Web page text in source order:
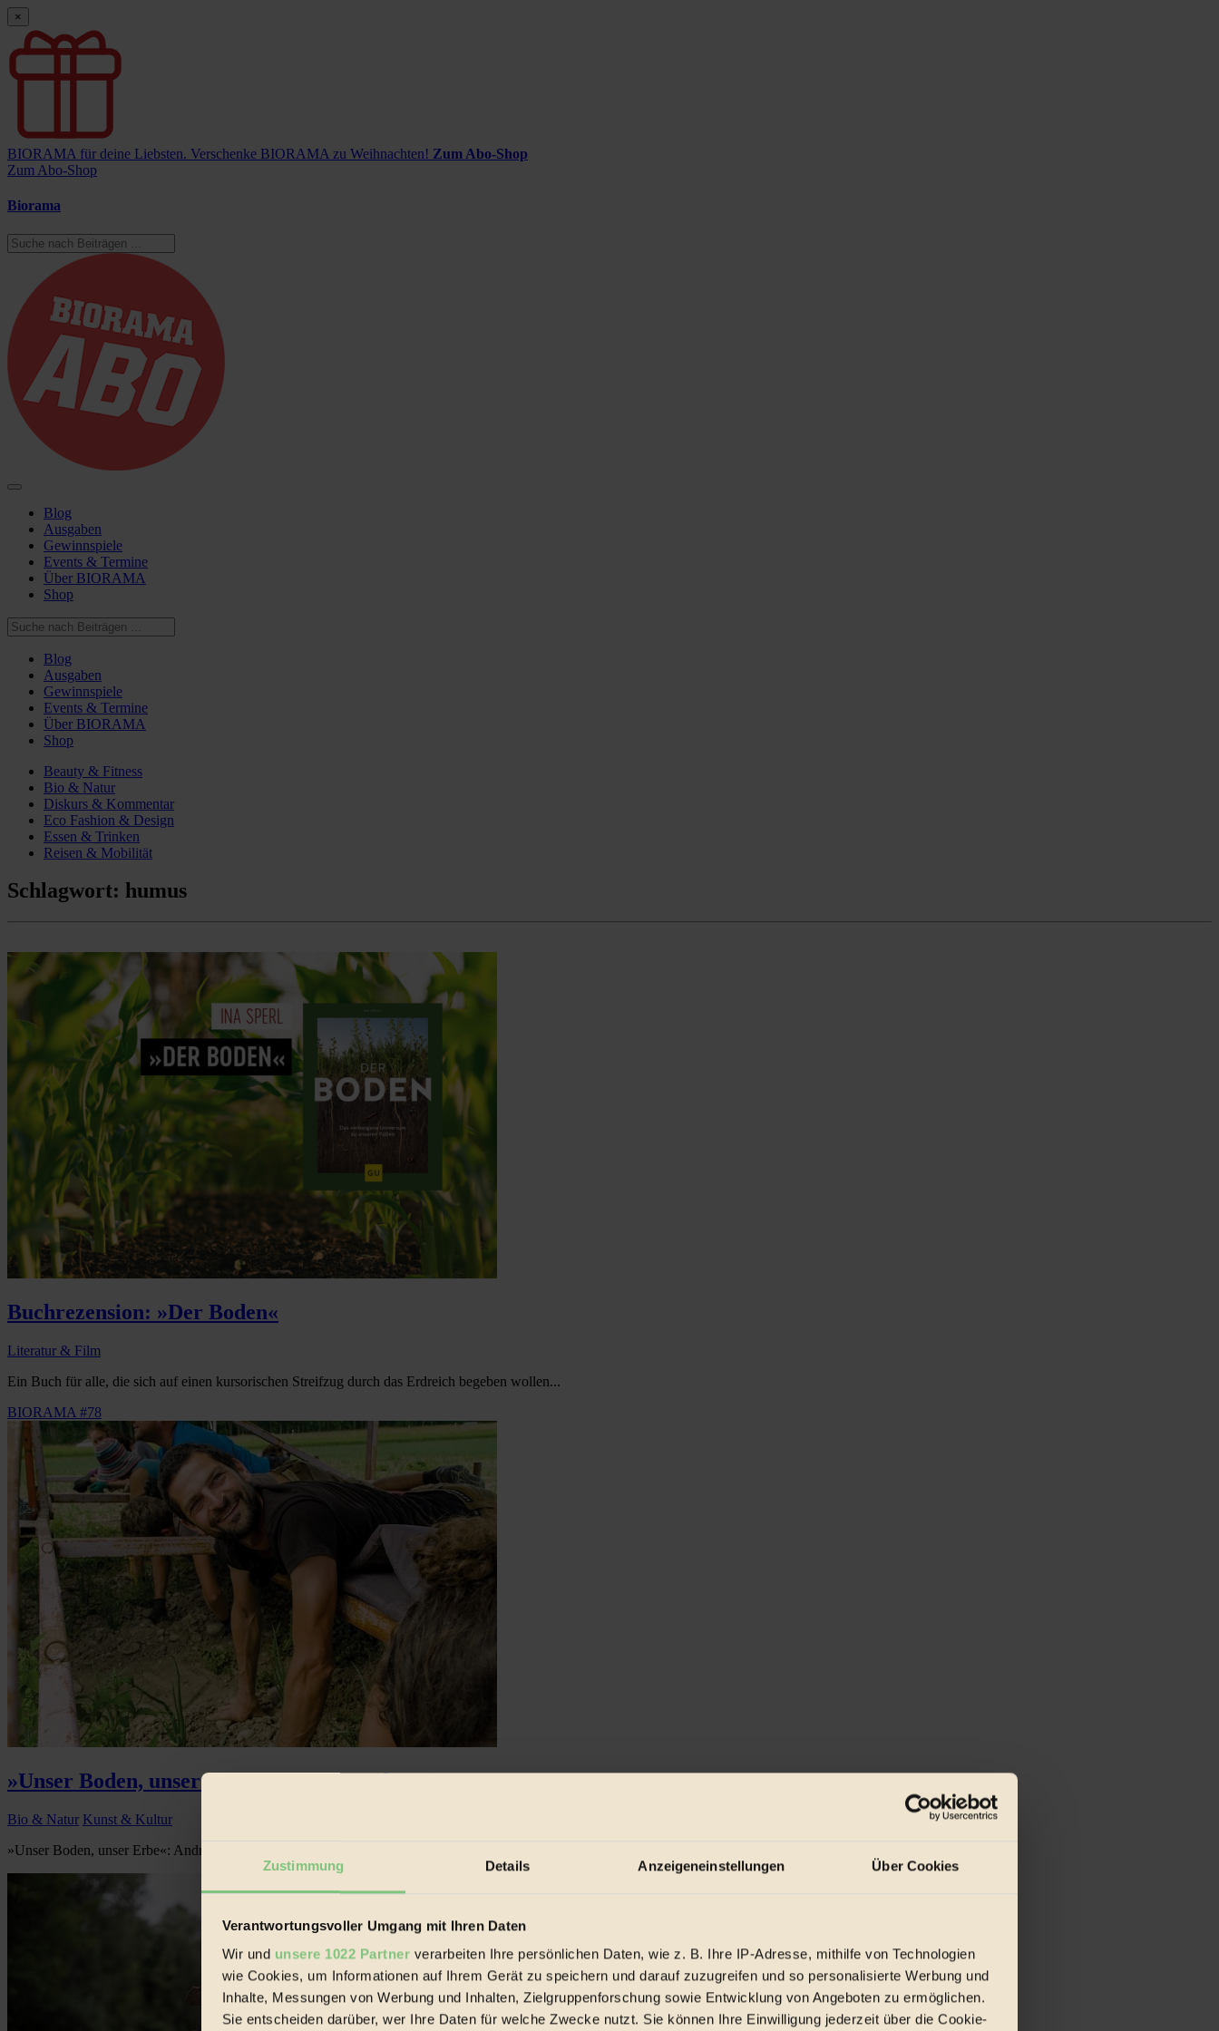
Zustimmung Details Anzeigeneinstellungen Über Cookies
Verantwortungsvoller Umgang mit Ihren Daten
Wir und unsere 1022 Partner verarbeiten Ihre persönlichen Daten, wie z. B. Ihre IP-Adresse, mithilfe von Technologien
wie Cookies, um Informationen auf Ihrem Gerät zu speichern und darauf zuzugreifen und so personalisierte Werbung und
Inhalte, Messungen von Werbung und Inhalten, Zielgruppenforschung sowie Entwicklung von Angeboten zu ermöglichen.
Sie entscheiden darüber, wer Ihre Daten für welche Zwecke nutzt. Sie können Ihre Einwilligung jederzeit über die Cookie-
×
BIORAMA für deine Liebsten. Verschenke BIORAMA zu Weihnachten! Zum Abo-Shop
Zum Abo-Shop
Biorama
Blog
Ausgaben
Gewinnspiele
Events & Termine
Über BIORAMA
Shop
Blog
Ausgaben
Gewinnspiele
Events & Termine
Über BIORAMA
Shop
Beauty & Fitness
Bio & Natur
Diskurs & Kommentar
Eco Fashion & Design
Essen & Trinken
Reisen & Mobilität
Schlagwort: humus
Buchrezension: »Der Boden«
Literatur & Film
Ein Buch für alle, die sich auf einen kursorischen Streifzug durch das Erdreich begeben wollen...
BIORAMA #78
»Unser Boden, unser Erbe«: ein Film stiftet Sinn
Bio & Natur Kunst & Kultur
»Unser Boden, unser Erbe«: Andreas Karl-Barth, Aktivist der Humusbewegung über Marc Uhligs Dokumentarfilm über unseren Bodenschatz...